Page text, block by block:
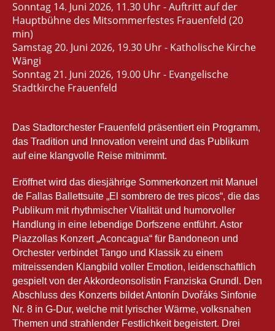
Sonntag 14. Juni 2026, 11.30 Uhr - Auftritt auf der
Hauptbühne des Mitsommerfestes Frauenfeld (20
min)
Samstag 20. Juni 2026, 19.30 Uhr - Katholische Kirche
Wängi
Sonntag 21. Juni 2026, 19.00 Uhr - Evangelische
Stadtkirche Frauenfeld
Das Stadtorchester Frauenfeld präsentiert ein Programm,
das Tradition und Innovation vereint und das Publikum
auf eine klangvolle Reise mitnimmt.
Eröffnet wird das diesjährige Sommerkonzert mit Manuel
de Fallas Ballettsuite „El sombrero de tres picos“, die das
Publikum mit rhythmischer Vitalität und humorvoller
Handlung in eine lebendige Dorfszene entführt. Astor
Piazzollas Konzert „Aconcagua“ für Bandoneon und
Orchester verbindet Tango und Klassik zu einem
mitreissenden Klangbild voller Emotion, leidenschaftlich
gespielt von der Akkordeonsolistin Franziska Grundl. Den
Abschluss des Konzerts bildet Antonín Dvořáks Sinfonie
Nr. 8 in G-Dur, welche mit lyrischer Wärme, volksnahen
Themen und strahlender Festlichkeit begeistert. Drei